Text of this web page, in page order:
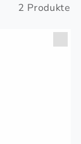
2 Produkte